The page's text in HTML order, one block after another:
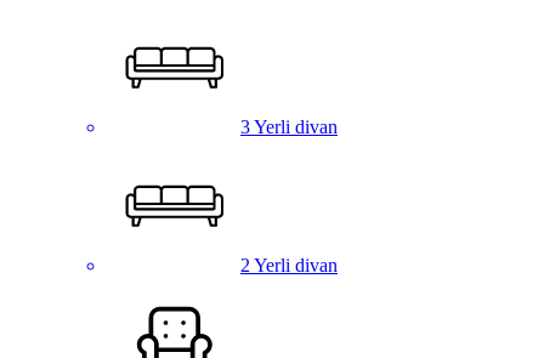
3 Yerli divan
2 Yerli divan